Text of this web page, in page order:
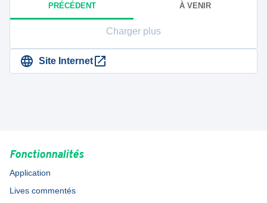
PRÉCÉDENT À VENIR
Charger plus
Site Internet
Fonctionnalités
Application
Lives commentés